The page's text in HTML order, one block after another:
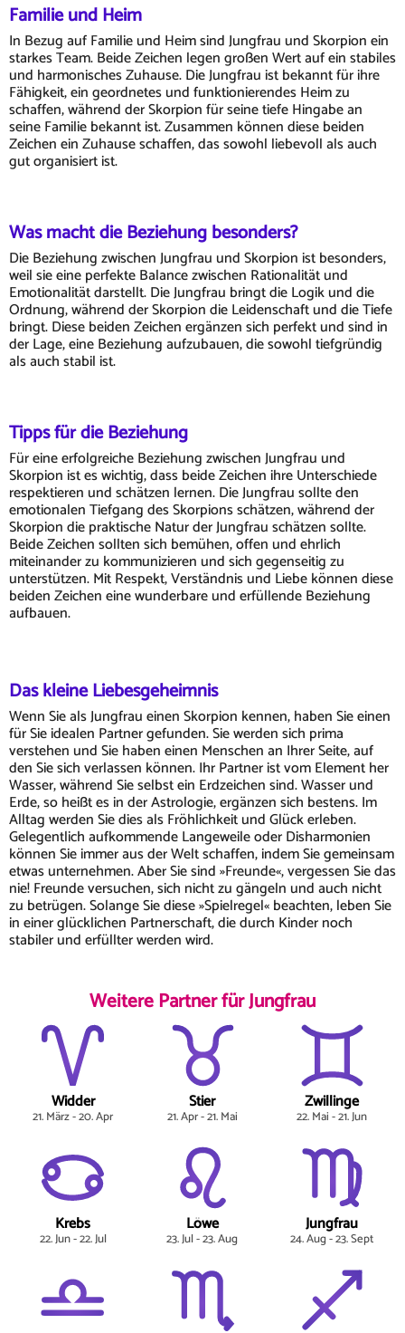
Familie und Heim
In Bezug auf Familie und Heim sind Jungfrau und Skorpion ein
starkes Team. Beide Zeichen legen großen Wert auf ein stabiles
und harmonisches Zuhause. Die Jungfrau ist bekannt für ihre
Fähigkeit, ein geordnetes und funktionierendes Heim zu
schaffen, während der Skorpion für seine tiefe Hingabe an
seine Familie bekannt ist. Zusammen können diese beiden
Zeichen ein Zuhause schaffen, das sowohl liebevoll als auch
gut organisiert ist.
Was macht die Beziehung besonders?
Die Beziehung zwischen Jungfrau und Skorpion ist besonders,
weil sie eine perfekte Balance zwischen Rationalität und
Emotionalität darstellt. Die Jungfrau bringt die Logik und die
Ordnung, während der Skorpion die Leidenschaft und die Tiefe
bringt. Diese beiden Zeichen ergänzen sich perfekt und sind in
der Lage, eine Beziehung aufzubauen, die sowohl tiefgründig
als auch stabil ist.
Tipps für die Beziehung
Für eine erfolgreiche Beziehung zwischen Jungfrau und
Skorpion ist es wichtig, dass beide Zeichen ihre Unterschiede
respektieren und schätzen lernen. Die Jungfrau sollte den
emotionalen Tiefgang des Skorpions schätzen, während der
Skorpion die praktische Natur der Jungfrau schätzen sollte.
Beide Zeichen sollten sich bemühen, offen und ehrlich
miteinander zu kommunizieren und sich gegenseitig zu
unterstützen. Mit Respekt, Verständnis und Liebe können diese
beiden Zeichen eine wunderbare und erfüllende Beziehung
aufbauen.
Das kleine Liebesgeheimnis
Wenn Sie als Jungfrau einen Skorpion kennen, haben Sie einen
für Sie idealen Partner gefunden. Sie werden sich prima
verstehen und Sie haben einen Menschen an Ihrer Seite, auf
den Sie sich verlassen können. Ihr Partner ist vom Element her
Wasser, während Sie selbst ein Erdzeichen sind. Wasser und
Erde, so heißt es in der Astrologie, ergänzen sich bestens. Im
Alltag werden Sie dies als Fröhlichkeit und Glück erleben.
Gelegentlich aufkommende Langeweile oder Disharmonien
können Sie immer aus der Welt schaffen, indem Sie gemeinsam
etwas unternehmen. Aber Sie sind »Freunde«, vergessen Sie das
nie! Freunde versuchen, sich nicht zu gängeln und auch nicht
zu betrügen. Solange Sie diese »Spielregel« beachten, leben Sie
in einer glücklichen Partnerschaft, die durch Kinder noch
stabiler und erfüllter werden wird.
Weitere Partner für Jungfrau
Widder
21. März - 20. Apr
Stier
21. Apr - 21. Mai
Zwillinge
22. Mai - 21. Jun
Krebs
22. Jun - 22. Jul
Löwe
23. Jul - 23. Aug
Jungfrau
24. Aug - 23. Sept